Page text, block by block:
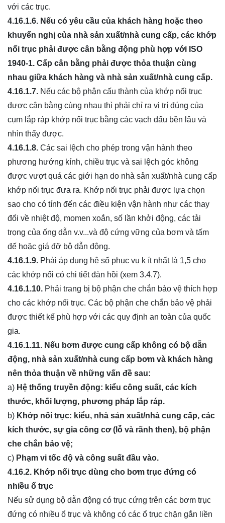
với các trục.
4.16.1.6. Nếu có yêu cầu của khách hàng hoặc theo
khuyến nghị của nhà sản xuất/nhà cung cấp, các khớp
nối trục phải được cân bằng động phù hợp với ISO
1940-1. Cấp cân bằng phải được thỏa thuận cùng
nhau giữa khách hàng và nhà sản xuất/nhà cung cấp.
4.16.1.7. Nếu các bộ phận cấu thành của khớp nối trục
được cân bằng cùng nhau thì phải chỉ ra vị trí đúng của
cụm lắp ráp khớp nối trục bằng các vạch dấu bền lâu và
nhìn thấy được.
4.16.1.8. Các sai lệch cho phép trong vận hành theo
phương hướng kính, chiều trục và sai lệch góc không
được vượt quá các giới hạn do nhà sản xuất/nhà cung cấp
khớp nối trục đưa ra. Khớp nối trục phải được lựa chọn
sao cho có tính đến các điều kiện vận hành như các thay
đổi về nhiệt độ, momen xoắn, số lần khởi động, các tải
trọng của ống dẫn v.v...và độ cứng vững của bơm và tấm
đế hoặc giá đỡ bộ dẫn động.
4.16.1.9. Phải áp dụng hệ số phục vụ k ít nhất là 1,5 cho
các khớp nối có chi tiết đàn hồi (xem 3.4.7).
4.16.1.10. Phải trang bị bộ phận che chắn bảo vệ thích hợp
cho các khớp nối trục. Các bộ phận che chắn bảo vệ phải
được thiết kế phù hợp với các quy định an toàn của quốc
gia.
4.16.1.11. Nếu bơm được cung cấp không có bộ dẫn
động, nhà sản xuất/nhà cung cấp bơm và khách hàng
nên thỏa thuận về những vấn đề sau:
a) Hệ thống truyền động: kiểu công suất, các kích
thước, khối lượng, phương pháp lắp ráp.
b) Khớp nối trục: kiểu, nhà sản xuất/nhà cung cấp, các
kích thước, sự gia công cơ (lỗ và rãnh then), bộ phận
che chắn bảo vệ;
c) Phạm vi tốc độ và công suất đầu vào.
4.16.2. Khớp nối trục dùng cho bơm trục đứng có
nhiều ổ trục
Nếu sử dụng bộ dẫn động có trục cứng trên các bơm trục
đứng có nhiều ổ trục và không có các ổ trục chặn gắn liền